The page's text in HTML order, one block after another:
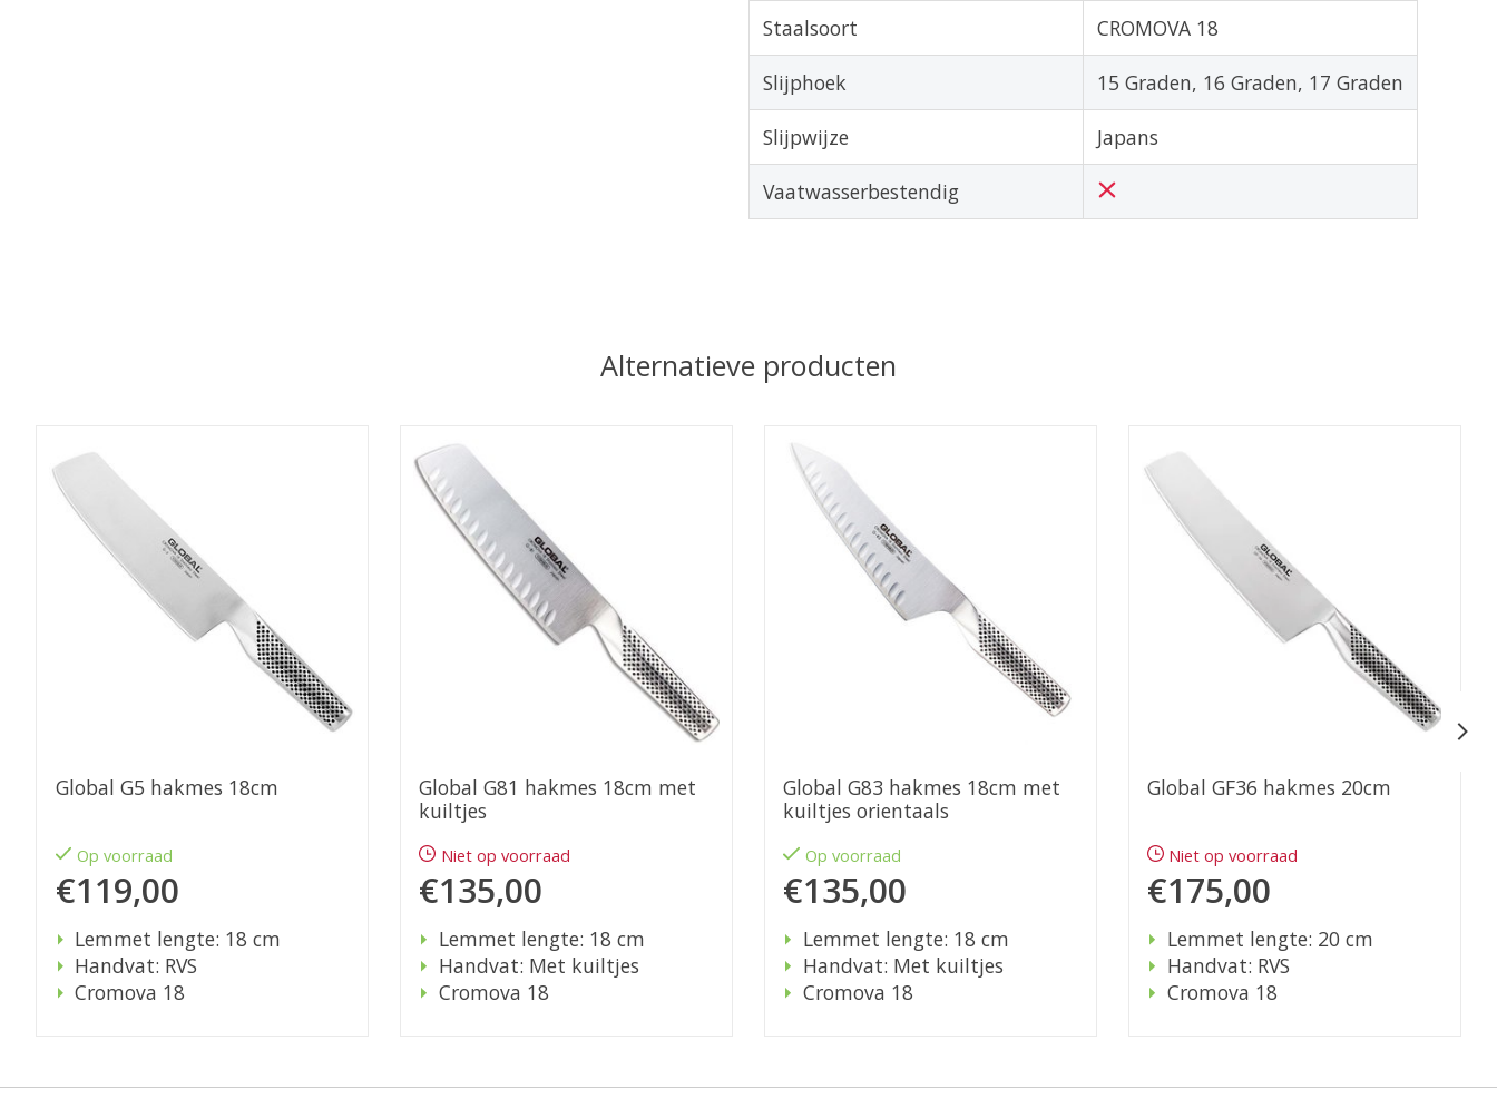
Staalsoort CROMOVA 18
Slijphoek 15 Graden, 16 Graden, 17 Graden
Slijpwijze Japans
Vaatwasserbestendig
Alternatieve producten
Global G5 hakmes 18cm
Op voorraad
€119,00
Lemmet lengte: 18 cm
Handvat: RVS
Cromova 18
Global G81 hakmes 18cm met
kuiltjes
Niet op voorraad
€135,00
Lemmet lengte: 18 cm
Handvat: Met kuiltjes
Cromova 18
Global G83 hakmes 18cm met
kuiltjes orientaals
Op voorraad
€135,00
Lemmet lengte: 18 cm
Handvat: Met kuiltjes
Cromova 18
Global GF36 hakmes 20cm
Niet op voorraad
€175,00
Lemmet lengte: 20 cm
Handvat: RVS
Cromova 18